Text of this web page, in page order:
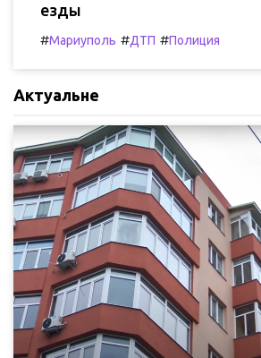
езды
#Мариуполь #ДТП #Полиция
Актуальне